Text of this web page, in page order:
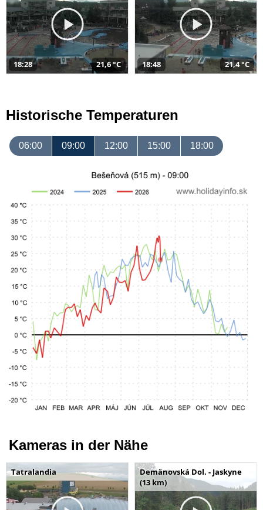
18:28 21,6 °C 18:48 21,4 °C
Historische Temperaturen
06:00 09:00 12:00 15:00 18:00
Kameras in der Nähe
Tatralandia
Demänovská Dol. - Jaskyne
(13 km)